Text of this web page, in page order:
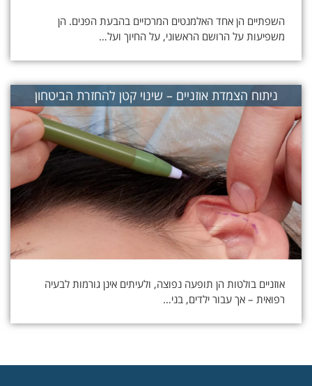
השפתיים הן אחד האלמנטים המרכזיים בהבעת הפנים. הן
משפיעות על הרושם הראשוני, על החיוך ועל…
ניתוח הצמדת אוזניים – שינוי קטן להחזרת הביטחון
אוזניים בולטות הן תופעה נפוצה, ולעיתים אינן גורמות לבעיה
רפואית – אך עבור ילדים, בני…